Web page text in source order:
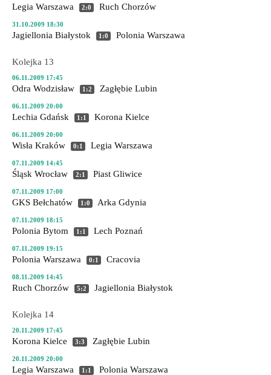
Legia Warszawa 2:0 Ruch Chorzów
31.10.2009 18:30
Jagiellonia Białystok 1:0 Polonia Warszawa
Kolejka 13
06.11.2009 17:45
Odra Wodzisław 1:2 Zagłębie Lubin
06.11.2009 20:00
Lechia Gdańsk 1:1 Korona Kielce
06.11.2009 20:00
Wisła Kraków 0:1 Legia Warszawa
07.11.2009 14:45
Śląsk Wrocław 2:1 Piast Gliwice
07.11.2009 17:00
GKS Bełchatów 1:0 Arka Gdynia
07.11.2009 18:15
Polonia Bytom 1:1 Lech Poznań
07.11.2009 19:15
Polonia Warszawa 0:1 Cracovia
08.11.2009 14:45
Ruch Chorzów 5:2 Jagiellonia Białystok
Kolejka 14
20.11.2009 17:45
Korona Kielce 3:3 Zagłębie Lubin
20.11.2009 20:00
Legia Warszawa 1:1 Polonia Warszawa